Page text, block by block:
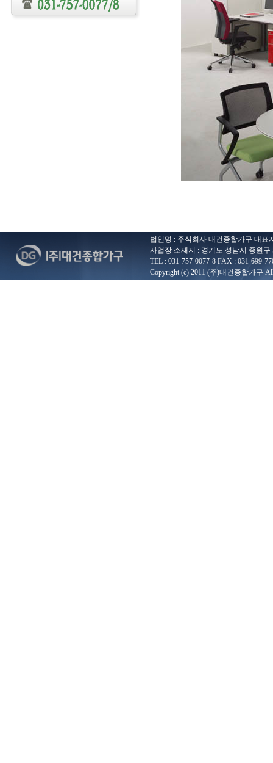
법인명 : 주식회사 대건종합가구 대표
사업장 소재지 : 경기도 성남시 중원
TEL : 031-757-0077-8 FAX : 031-699-
Copyright (c) 2011 (주)대건종합가구